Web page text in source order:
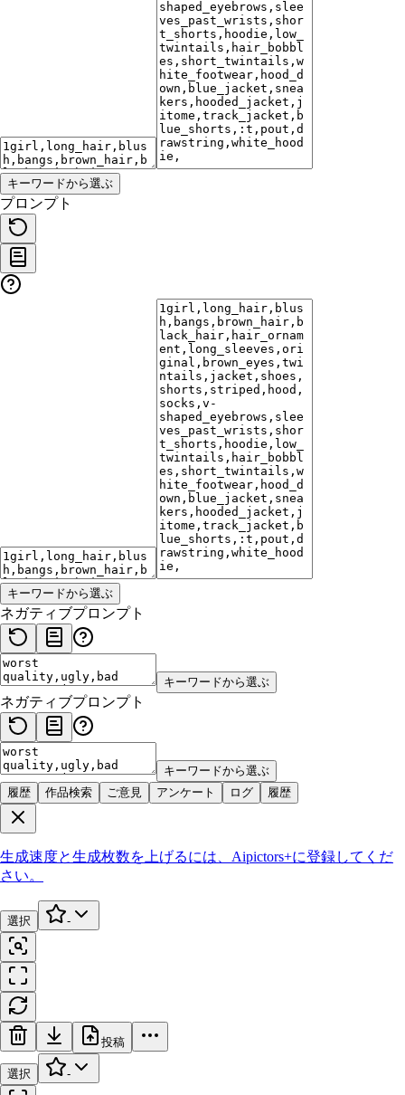
キーワードから選ぶ
プロンプト
キーワードから選ぶ
ネガティブプロンプト
キーワードから選ぶ
ネガティブプロンプト
キーワードから選ぶ
履歴
作品検索 ご意見 アンケート ログ 履歴
生成速度と生成枚数を上げるには、 Aipictors+に登録してくだ
さい。
選択 -
投稿
選択 -